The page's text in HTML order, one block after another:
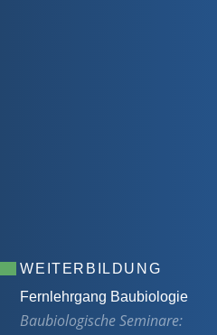
WEITERBILDUNG
Fernlehrgang Baubiologie
Baubiologische Seminare: